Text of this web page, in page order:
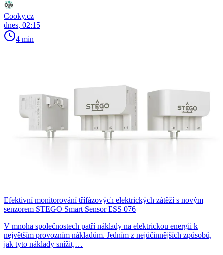
Cooky.cz
dnes, 02:15
4 min
Efektivní monitorování třífázových elektrických zátěží s novým
senzorem STEGO Smart Sensor ESS 076
V mnoha společnostech patří náklady na elektrickou energii k
největším provozním nákladům. Jedním z nejúčinnějších způsobů,
jak tyto náklady snížit,…